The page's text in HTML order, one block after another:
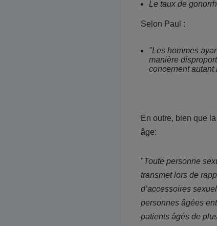
Le taux de
Selon Paul :
"Les hommes
manière
concernent autant
En outre, bien que
âge:
"Toute personne
transmet lors de
d’accessoires
personnes âgées
patients âgés de